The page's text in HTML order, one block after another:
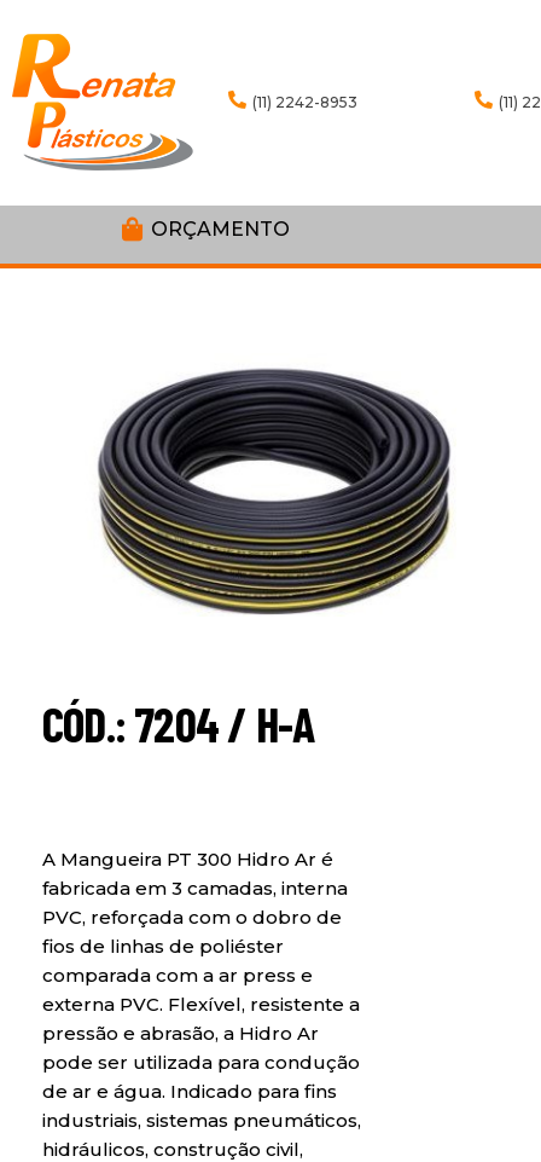
(11) 2242-8953 (11)
ORÇAMENTO
CÓD.: 7204 / H-A
A Mangueira PT 300 Hidro Ar é
fabricada em 3 camadas, interna
PVC, reforçada com o dobro de
fios de linhas de poliéster
comparada com a ar press e
externa PVC. Flexível, resistente a
pressão e abrasão, a Hidro Ar
pode ser utilizada para condução
de ar e água. Indicado para fins
industriais, sistemas pneumáticos,
hidráulicos, construção civil,